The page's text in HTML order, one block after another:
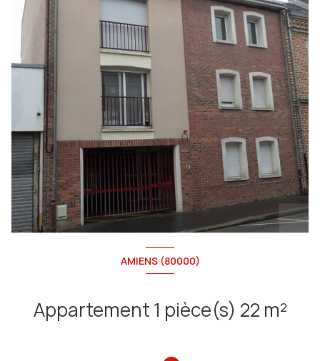
AMIENS (80000)
Appartement 1 pièce(s) 22 m²